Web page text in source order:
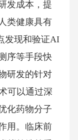
发成本，提
类健康具有
发现和验证AI
序等手段快
研发的针对
可以通过深
化药物分子
用。临床前